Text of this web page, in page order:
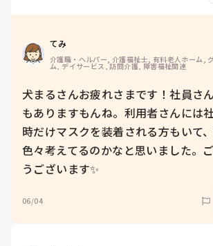
てみ
介護職・ヘルパー, 介護福祉士, 有料老人ホーム,
ム, デイサービス, 訪問介護, 障害福祉関連
犬まるさんお疲れさまです！社員さ
もありますもんね。利用者さんには
時だけマスクを装着される方もいて
色々考えてるのかなと思いました。
うございます✨
06/04